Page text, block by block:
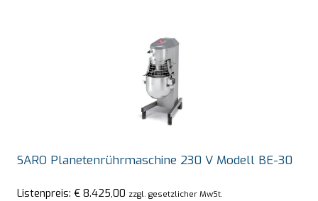
SARO Planetenrührmaschine 230 V Modell BE-30
Listenpreis: € 8.425,00 zzgl. gesetzlicher MwSt.